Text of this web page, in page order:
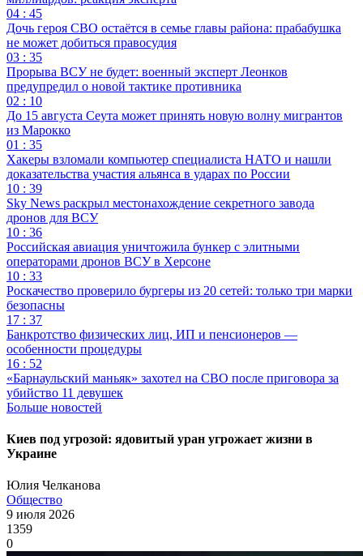
04 : 45
Дочь героя СВО остаётся в семье главы района: прабабушка
не может добиться правосудия
03 : 35
Прорыва ВСУ не будет: военный эксперт Леонков
предупредил о новой тактике противника
02 : 10
До 15 августа Сеута может принять новую волну мигрантов
из Марокко
01 : 35
Хакеры взломали компьютер специалиста НАТО и нашли
доказательства участия альянса в ударах по России
10 : 39
Sky News раскрыл местонахождение секретного завода
дронов для ВСУ
10 : 36
Российская авиация уничтожила бункер с элитными
операторами дронов ВСУ в Херсоне
10 : 33
Роскачество проверило бургеры из 20 сетей: только три марки
безопасны
17 : 37
Банкротство физических лиц, ИП и пенсионеров —
особенности процедуры
16 : 52
«Барнаульский маньяк» захотел на СВО после приговора за
убийство 11 девушек
Больше новостей
Киев под угрозой: ядовитый уран угрожает жизни в
Украине
Юлия Челканова
Общество
9 июля 2026
1359
0